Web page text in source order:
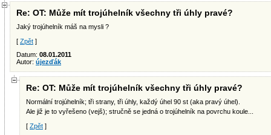
Re: OT: Může mít trojúhelník všechny tři úhly pravé?
Jaký trojúhelník máš na mysli ?
[ Zpět ]
Datum: 08.01.2011
Autor: újezďák
Re: OT: Může mít trojúhelník všechny tři úhly pravé?
Normální trojúhelník; tři strany, tři úhly, každý úhel 90 st (aka pravý úhel).
Ale již je to vyřešeno (vejš); stručně se jedná o trojúhelník na povrchu koule...
[ Zpět ]